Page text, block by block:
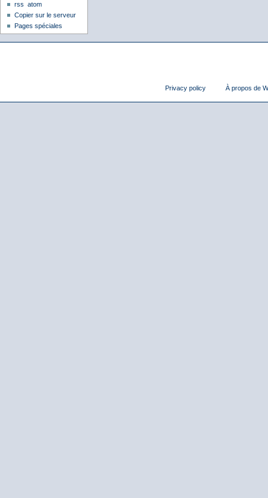
rss
atom
Copier sur le serveur
Pages spéciales
Privacy policy À propos de